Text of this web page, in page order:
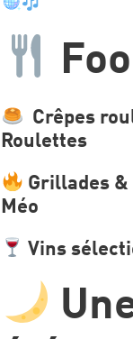
Crêpes
Roulettes
Grillades
Méo
Vins